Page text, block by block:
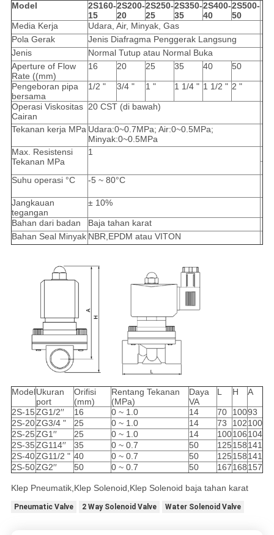
Model
2S160-
15
2S200-
20
2S250-
25
2S350-
35
2S400-
40
2S500-
50
Media Kerja
Udara, Air, Minyak, Gas
Pola Gerak
Jenis Diafragma Penggerak Langsung
Jenis
Normal Tutup atau Normal Buka
Aperture of Flow
Rate ((mm)
16 20 25 35 40 50
Pengeboran pipa
bersama
1/2 " 3/4 " 1 " 1 1/4 " 1 1/2 " 2 "
Operasi Viskositas
Cairan
20 CST (di bawah)
Tekanan kerja MPa Udara:0~0.7MPa; Air:0~0.5MPa;
Minyak:0~0.5MPa
Max. Resistensi
Tekanan MPa
1
Suhu operasi °C -5 ~ 80°C
Jangkauan
tegangan
± 10%
Bahan dari badan
Baja tahan karat
Bahan Seal Minyak NBR,EPDM atau VITON
ModelUkuran
port
Orifisi
(mm)
Rentang Tekanan
(MPa)
Daya
VA
L H A
2S-15ZG1/2′′ 16 0 ~ 1.0 14 70 10093
2S-20ZG3/4 " 25 0 ~ 1.0 14 73 102100
2S-25ZG1′′ 25 0 ~ 1.0 14 100106104
2S-35ZG114′′ 35 0 ~ 0.7 50 125158141
2S-40ZG11/2 " 40 0 ~ 0.7 50 125158141
2S-50ZG2′′ 50 0 ~ 0.7 50 167168157
Klep Pneumatik,Klep Solenoid,Klep Solenoid baja tahan karat
Pneumatic Valve 2 Way Solenoid Valve Water Solenoid Valve